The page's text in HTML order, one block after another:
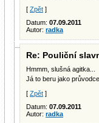
[ Zpět ]
Datum: 07.09.2011
Autor: radka
Re: Pouliční
Hmmm, slušná agitka...
Já to beru jako
[ Zpět ]
Datum: 07.09.2011
Autor: radka